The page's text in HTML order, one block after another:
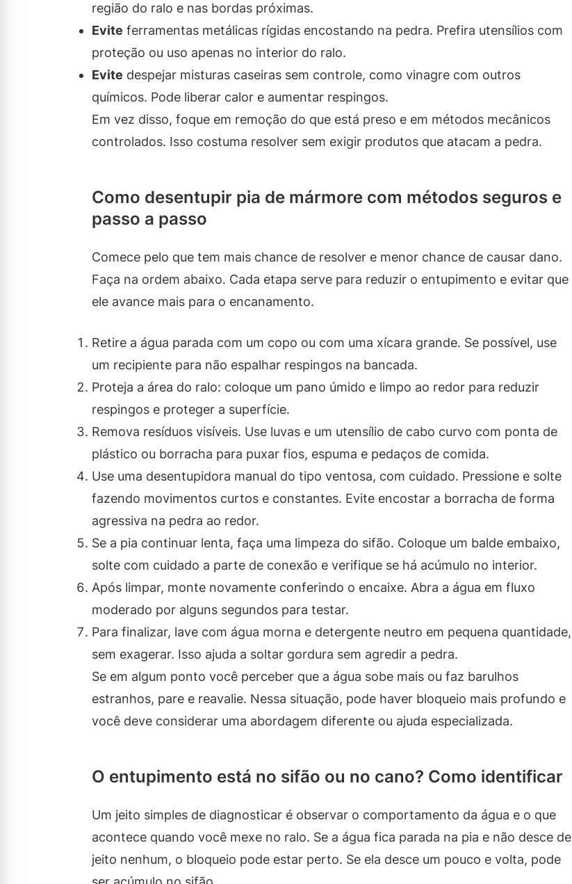
região do ralo e nas bordas próximas.
Evite ferramentas metálicas rígidas encostando na pedra. Prefira utensílios com
proteção ou uso apenas no interior do ralo.
Evite despejar misturas caseiras sem controle, como vinagre com outros
químicos. Pode liberar calor e aumentar respingos.
Em vez disso, foque em remoção do que está preso e em métodos mecânicos
controlados. Isso costuma resolver sem exigir produtos que atacam a pedra.
Como desentupir pia de mármore com métodos seguros e
passo a passo
Comece pelo que tem mais chance de resolver e menor chance de causar dano.
Faça na ordem abaixo. Cada etapa serve para reduzir o entupimento e evitar que
ele avance mais para o encanamento.
Retire a água parada com um copo ou com uma xícara grande. Se possível, use
um recipiente para não espalhar respingos na bancada.
Proteja a área do ralo: coloque um pano úmido e limpo ao redor para reduzir
respingos e proteger a superfície.
Remova resíduos visíveis. Use luvas e um utensílio de cabo curvo com ponta de
plástico ou borracha para puxar fios, espuma e pedaços de comida.
Use uma desentupidora manual do tipo ventosa, com cuidado. Pressione e solte
fazendo movimentos curtos e constantes. Evite encostar a borracha de forma
agressiva na pedra ao redor.
Se a pia continuar lenta, faça uma limpeza do sifão. Coloque um balde embaixo,
solte com cuidado a parte de conexão e verifique se há acúmulo no interior.
Após limpar, monte novamente conferindo o encaixe. Abra a água em fluxo
moderado por alguns segundos para testar.
Para finalizar, lave com água morna e detergente neutro em pequena quantidade,
sem exagerar. Isso ajuda a soltar gordura sem agredir a pedra.
Se em algum ponto você perceber que a água sobe mais ou faz barulhos
estranhos, pare e reavalie. Nessa situação, pode haver bloqueio mais profundo e
você deve considerar uma abordagem diferente ou ajuda especializada.
O entupimento está no sifão ou no cano? Como identificar
Um jeito simples de diagnosticar é observar o comportamento da água e o que
acontece quando você mexe no ralo. Se a água fica parada na pia e não desce de
jeito nenhum, o bloqueio pode estar perto. Se ela desce um pouco e volta, pode